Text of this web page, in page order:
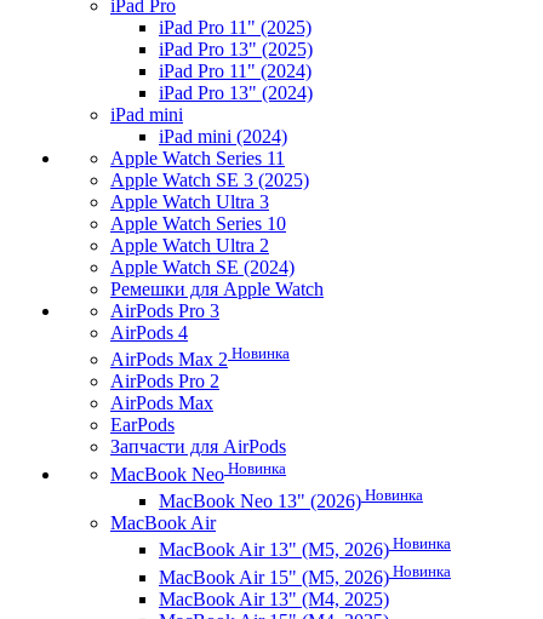
iPad Pro
iPad Pro 11" (2025)
iPad Pro 13" (2025)
iPad Pro 11" (2024)
iPad Pro 13" (2024)
iPad mini
iPad mini (2024)
Apple Watch Series 11
Apple Watch SE 3 (2025)
Apple Watch Ultra 3
Apple Watch Series 10
Apple Watch Ultra 2
Apple Watch SE (2024)
Ремешки для Apple Watch
AirPods Pro 3
AirPods 4
AirPods Max 2 Новинка
AirPods Pro 2
AirPods Max
EarPods
Запчасти для AirPods
MacBook Neo Новинка
MacBook Neo 13" (2026) Новинка
MacBook Air
MacBook Air 13" (M5, 2026) Новинка
MacBook Air 15" (M5, 2026) Новинка
MacBook Air 13" (M4, 2025)